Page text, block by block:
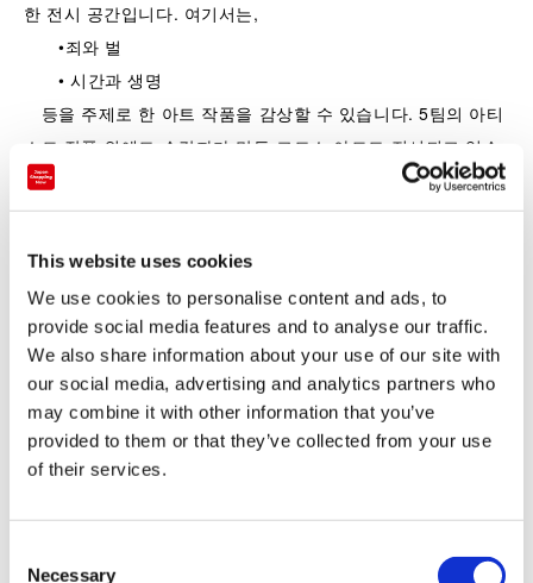
This website uses cookies
We use cookies to personalise content and ads, to
provide social media features and to analyse our traffic.
We also share information about your use of our site with
our social media, advertising and analytics partners who
may combine it with other information that you’ve
provided to them or that they’ve collected from your use
of their services.
Necessary
한 전시 공간입니다. 여기서는,
•죄와 벌
• 시간과 생명
등을 주제로 한 아트 작품을 감상할 수 있습니다. 5팀의 아티
스트 작품 외에도 수감자가 만든 교도소 아트도 전시되고 있습
니다. 작품을 보면서 자신의 생각과 느낌을 깊게 할 수 있습니
다.